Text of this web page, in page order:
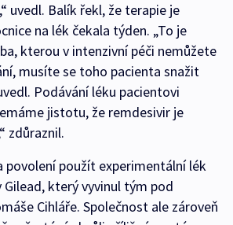
uvedl. Balík řekl, že terapie je
na lék čekala týden. „To je
kterou v intenzivní péči nemůžete
musíte se toho pacienta snažit
Podávání léku pacientovi
jistotu, že remdesivir je
zdůraznil.
povolení použít experimentální lék
který vyvinul tým pod
Cihláře. Společnost ale zároveň